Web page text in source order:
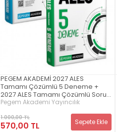
PEGEM AKADEMİ 2027 ALES
Tamamı Çözümlü 5 Deneme +
2027 ALES Tamamı Çözümlü Soru
Bankası Seti (2.Kitap)
Pegem Akademi Yayıncılık
1.000,00 TL
570,00 TL Sepete Ekle